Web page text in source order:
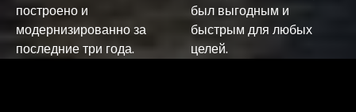
построено и
модернизированно за
последние три года.
был выгодным и
быстрым для любых
целей.